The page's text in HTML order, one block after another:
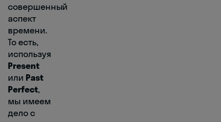
совершенный
аспект
времени.
То есть,
используя
Present
или Past
Perfect,
мы имеем
дело с